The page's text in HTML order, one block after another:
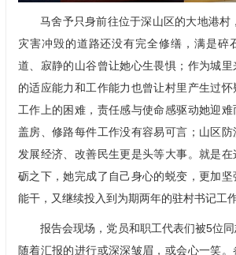
马舍予只身前往位于深山区的大地港村
灾害冲毁的道路还没有完全修缮，满是碎
道、寂静的山谷曾让她心生畏惧；作为城
的适应能力和工作能力也曾让村里产生过
工作上的困难，责任感与使命感驱动她迎难
盖房、修路每件工作没有容易可言；山区防
发展经济、改善民生更是头等大事。就是
砺之下，她完成了自己身心的蜕变，更加
能干，又继续投入到为期两年的驻村书记工作
报告会现场，党员和职工代表们被5位同
随着汇报的进行或深深皱眉，或会心一笑